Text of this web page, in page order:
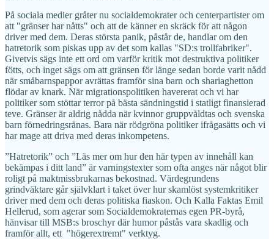
På sociala medier gråter nu socialdemokrater och centerpartister om
att "gränser har nåtts" och att de känner en skräck för att någon
driver med dem. Deras största panik, påstår de, handlar om den
hatretorik som piskas upp av det som kallas "SD:s trollfabriker".
Givetvis sägs inte ett ord om varför kritik mot destruktiva politiker
fötts, och inget sägs om att gränsen för länge sedan borde varit nådd
när småbarnspappor avrättas framför sina barn och shariaghetton
flödar av knark. När migrationspolitiken havererat och vi har
politiker som stöttar terror på bästa sändningstid i statligt finansierad
teve. Gränser är aldrig nådda när kvinnor gruppvåldtas och svenska
barn förnedringsrånas. Bara när rödgröna politiker ifrågasätts och vi
har mage att driva med deras inkompetens.
”Hatretorik” och ”Läs mer om hur den här typen av innehåll kan
bekämpas i ditt land” är varningstexter som ofta anges när något blir
roligt på maktmissbrukarnas bekostnad. Värdegrundens
grindväktare går självklart i taket över hur skamlöst systemkritiker
driver med dem och deras politiska fiaskon. Och Kalla Faktas Emil
Hellerud, som agerar som Socialdemokraternas egen PR-byrå,
hänvisar till MSB:s broschyr där humor påstås vara skadlig och
framför allt, ett "högerextremt" verktyg.